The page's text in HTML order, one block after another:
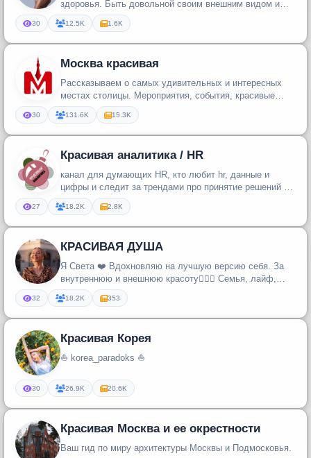
здоровья. Быть довольной своим внешним видом и
всегда испытывать бодрост...
30 12.5K 1.6K
Москва красивая
Рассказываем о самых удивительных и интересных
местах столицы. Мероприятия, события, красивые
локации и заведения Москв...
30 131.6K 15.3K
Красивая аналитика / HR
канал для думающих HR, кто любит hr, данные и
цифры и следит за трендами про принятие решений на
основе hr-данных и авт...
27 18.2K 2.8K
КРАСИВАЯ ДУША
Я Света ❤️ Вдохновляю на лучшую версию себя. За
внутреннюю и внешнюю красоту🧘🏼‍♀️ Семья, лайф,
эстетика, бьюти!
32 18.2K 353
Красивая Корея
⛵ korea_paradoks ⛵
30 26.9K 20.6K
Красивая Москва и ее окрестности
Ваш гид по миру архитектуры Москвы и Подмосковья.